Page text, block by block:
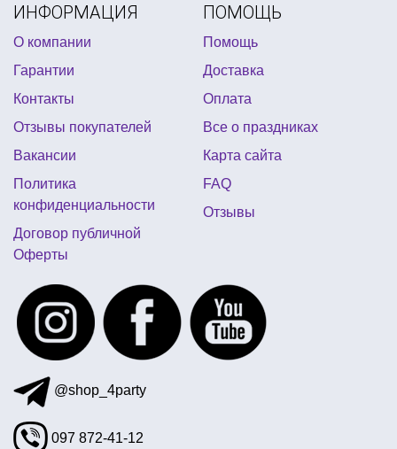
конфетти для воздушных шаров
платье на гангстерскую вечеринку
шуточные дипломы к 8 марта подарки для конкурса
пиратская вечеринка оформление
сувенирные деньги
день рождение в стиле индейцев
купить конфетти на день влюбленных
день рождения в стиле мстители
воздушные шары на день рождения девушке
день рождения в стиле троллей
заказать фату для девичника
ИНФОРМАЦИЯ
О компании
Гарантии
Контакты
Отзывы покупателей
Вакансии
Политика
конфиденциальности
Договор публичной
Оферты
ПОМОЩЬ
Помощь
Доставка
Оплата
Все о праздниках
Карта сайта
FAQ
Отзывы
@shop_4party
097 872-41-12